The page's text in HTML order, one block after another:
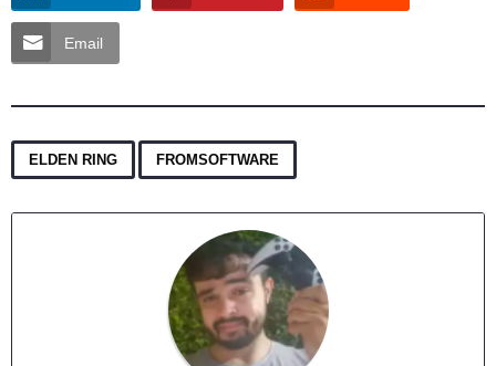
Email
ELDEN RING FROMSOFTWARE